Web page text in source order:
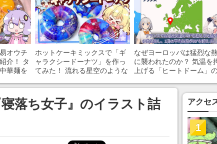
オウチ
介！ タ
華麺を
ホットケーキミックスで「ギ
ャラクシードーナツ」を作っ
てみた！ 流れる星空のような
なぜヨーロッパは猛烈な
に襲われたのか？ 気温を
上げる「ヒートドーム」
落ち女子』のイラスト詰
アクセ
1